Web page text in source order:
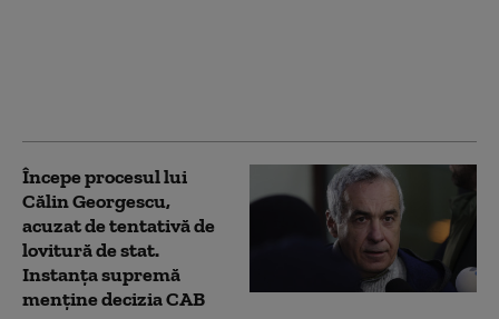
Începe procesul lui
Călin Georgescu,
acuzat de tentativă de
lovitură de stat.
Instanța supremă
menține decizia CAB